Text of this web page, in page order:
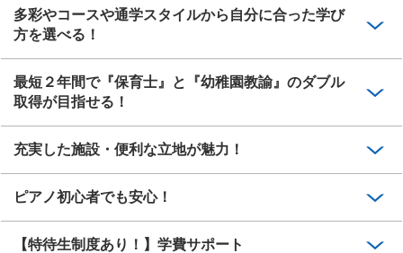
多彩やコースや通学スタイルから自分に合った学び
方を選べる！
最短２年間で『保育士』と『幼稚園教諭』のダブル
取得が目指せる！
充実した施設・便利な立地が魅力！
ピアノ初心者でも安心！
【特待生制度あり！】学費サポート